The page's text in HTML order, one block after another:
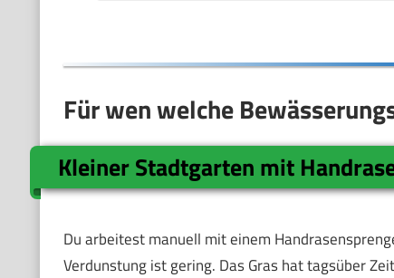
Für wen welche
Kleiner Stadtgarten mit
Du arbeitest manuell mit einem
Verdunstung ist gering. Das Gras hat tagsüber